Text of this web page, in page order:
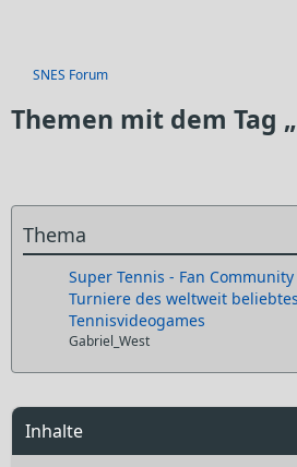
SNES Forum
Themen mit dem Tag
Thema
Super Tennis - Fan
Turniere des weltweit
Tennisvideogames
Gabriel_West
Inhalte